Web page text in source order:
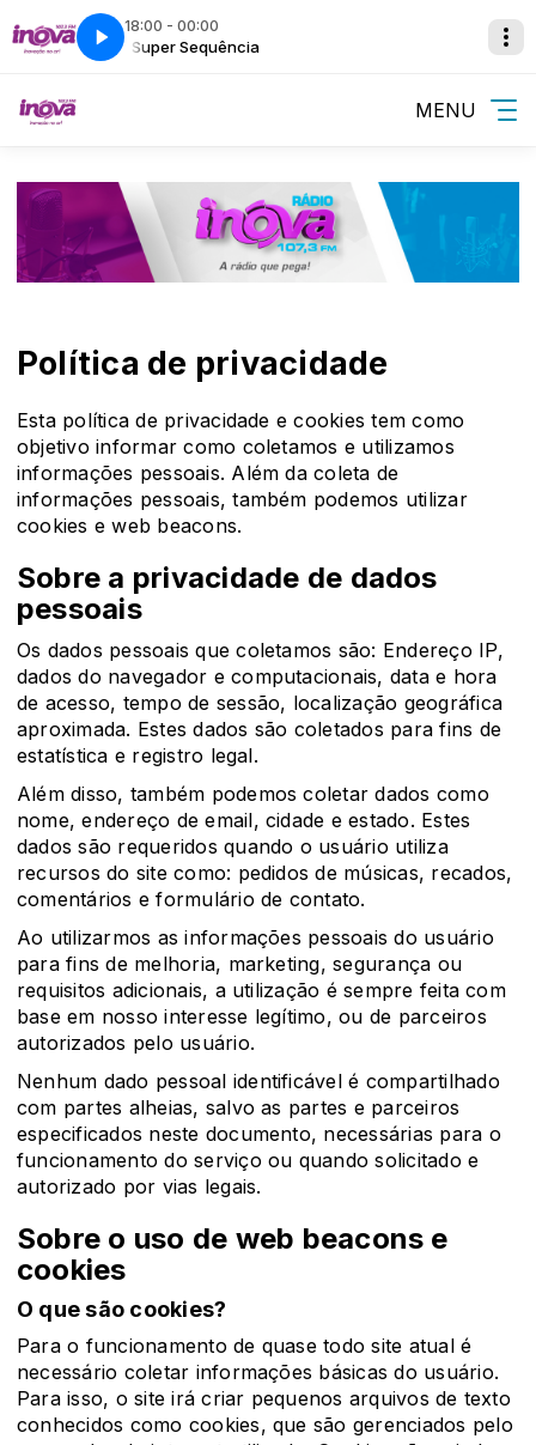
18:00 - 00:00
Super Sequência
MENU
Política de privacidade
Esta política de privacidade e cookies tem como
objetivo informar como coletamos e utilizamos
informações pessoais. Além da coleta de
informações pessoais, também podemos utilizar
cookies e web beacons.
Sobre a privacidade de dados
pessoais
Os dados pessoais que coletamos são: Endereço IP,
dados do navegador e computacionais, data e hora
de acesso, tempo de sessão, localização geográfica
aproximada. Estes dados são coletados para fins de
estatística e registro legal.
Além disso, também podemos coletar dados como
nome, endereço de email, cidade e estado. Estes
dados são requeridos quando o usuário utiliza
recursos do site como: pedidos de músicas, recados,
comentários e formulário de contato.
Ao utilizarmos as informações pessoais do usuário
para fins de melhoria, marketing, segurança ou
requisitos adicionais, a utilização é sempre feita com
base em nosso interesse legítimo, ou de parceiros
autorizados pelo usuário.
Nenhum dado pessoal identificável é compartilhado
com partes alheias, salvo as partes e parceiros
especificados neste documento, necessárias para o
funcionamento do serviço ou quando solicitado e
autorizado por vias legais.
Sobre o uso de web beacons e
cookies
O que são cookies?
Para o funcionamento de quase todo site atual é
necessário coletar informações básicas do usuário.
Para isso, o site irá criar pequenos arquivos de texto
conhecidos como cookies, que são gerenciados pelo